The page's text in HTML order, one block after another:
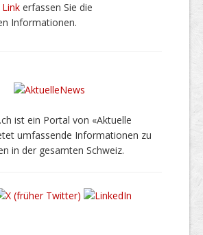
erfassen Sie die
Informationen.
ist ein Portal von «Aktuelle
umfassende Informationen zu
in der gesamten Schweiz.